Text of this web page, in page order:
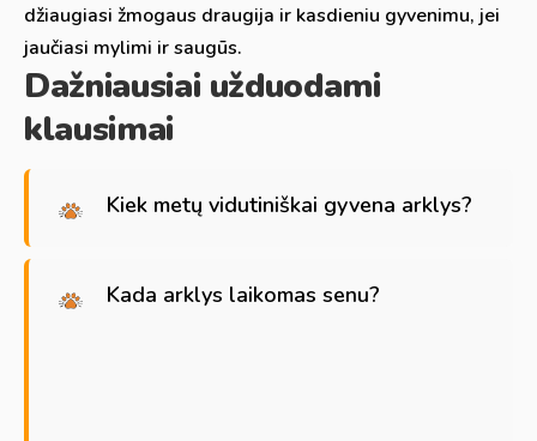
džiaugiasi žmogaus draugija ir kasdieniu gyvenimu, jei
jaučiasi mylimi ir saugūs.
Dažniausiai užduodami
klausimai
Kiek metų vidutiniškai gyvena arklys?
Kada arklys laikomas senu?